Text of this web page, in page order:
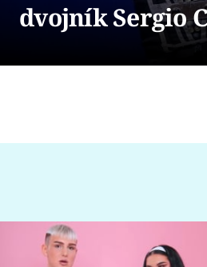
dvojník Sergio